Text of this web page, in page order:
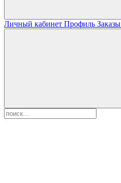
Личный кабинет Профиль Заказы